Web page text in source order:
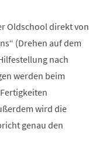
Oldschool direkt von
(Drehen auf dem
nach
werden beim
wird die
genau den